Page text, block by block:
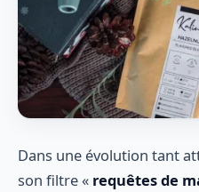
Dans une évolution tant
son filtre « requêtes de